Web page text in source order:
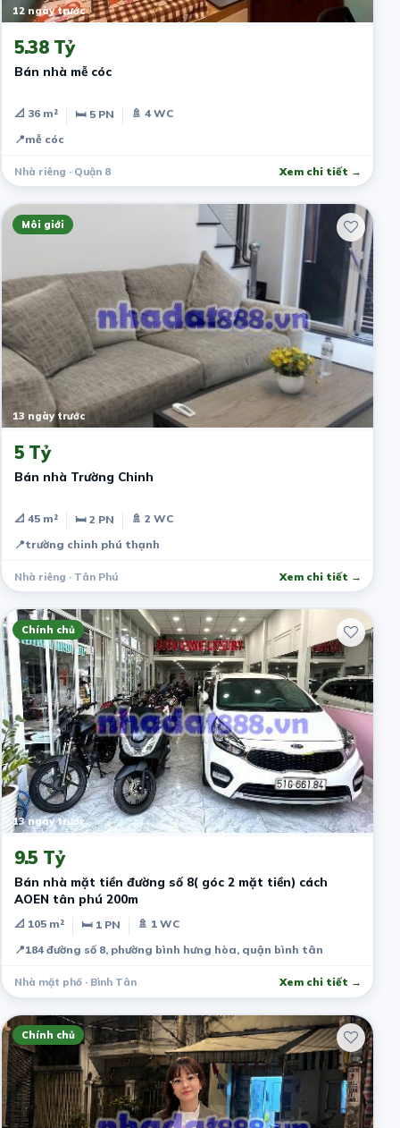
12 ngày trước
5.38 Tỷ
Bán nhà mễ cóc
📐 36 m² 🛏 5 PN
🚿 4 WC
📍mễ cóc
Nhà riêng · Quận 8 Xem chi tiết →
Môi giới
13 ngày trước
5 Tỷ
Bán nhà Trường Chinh
📐 45 m² 🛏 2 PN
🚿 2 WC
📍trường chinh phú thạnh
Nhà riêng · Tân Phú Xem chi tiết →
Chính chủ
13 ngày trước
9.5 Tỷ
Bán nhà mặt tiền đường số 8( góc 2 mặt tiền) cách
AOEN tân phú 200m
📐 105 m² 🛏 1 PN
🚿 1 WC
📍184 đường số 8, phường bình hưng hòa, quận bình tân
Nhà mặt phố · Bình Tân Xem chi tiết →
Chính chủ